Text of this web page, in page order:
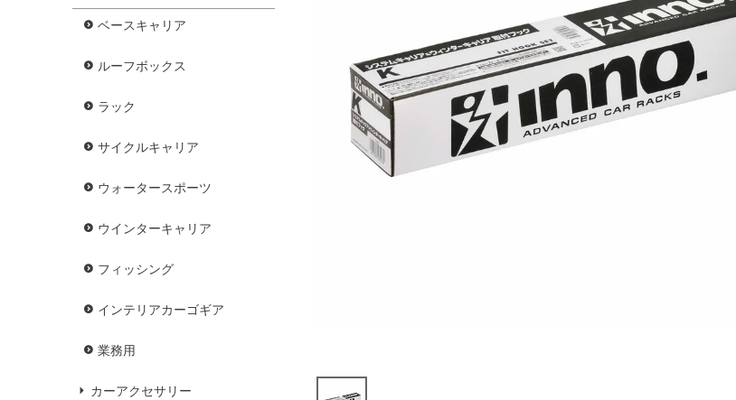
ベースキャリア
ルーフボックス
ラック
サイクルキャリア
ウォータースポーツ
ウインターキャリア
フィッシング
インテリアカーゴギア
業務用
カーアクセサリー